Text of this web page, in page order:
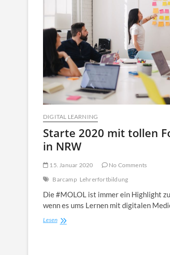
DIGITAL LEARNING
Starte 2020 mit tollen
in NRW
15. Januar 2020
No Comments
Barcamp Lehrerfortbildung
Die #MOLOL ist immer ein Highlight
wenn es ums Lernen mit digitalen
LesenStarte